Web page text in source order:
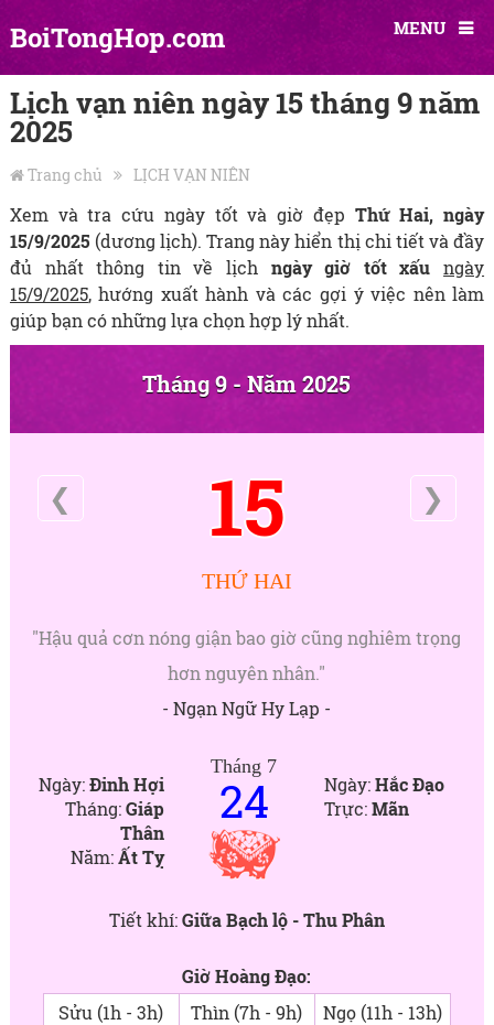
BoiTongHop.com MENU
Lịch vạn niên ngày 15 tháng 9 năm
2025
Trang chủ LỊCH VẠN NIÊN
Xem và tra cứu ngày tốt và giờ đẹp Thứ Hai, ngày
15/9/2025 (dương lịch). Trang này hiển thị chi tiết và đầy
đủ nhất thông tin về lịch ngày giờ tốt xấu ngày
15/9/2025, hướng xuất hành và các gợi ý việc nên làm
giúp bạn có những lựa chọn hợp lý nhất.
Tháng 9 - Năm 2025
❮ 15 ❯
THỨ HAI
"Hậu quả cơn nóng giận bao giờ cũng nghiêm trọng
hơn nguyên nhân."
- Ngạn Ngữ Hy Lạp -
Ngày:Đinh Hợi
Tháng:Giáp
Thân
Năm:Ất Tỵ
Tháng 7
24 Ngày:Hắc Đạo
Trực:Mãn
Tiết khí:Giữa Bạch lộ - Thu Phân
Giờ Hoàng Đạo:
Sửu (1h - 3h)
Thìn (7h - 9h)
Ngọ (11h - 13h)